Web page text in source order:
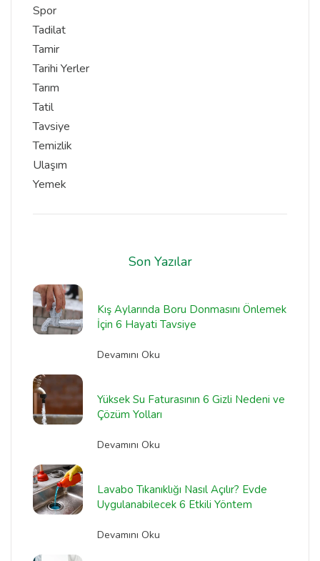
Spor
Tadilat
Tamir
Tarihi Yerler
Tarım
Tatil
Tavsiye
Temizlik
Ulaşım
Yemek
Son Yazılar
Kış Aylarında Boru Donmasını Önlemek
İçin 6 Hayati Tavsiye
Devamını Oku
Yüksek Su Faturasının 6 Gizli Nedeni ve
Çözüm Yolları
Devamını Oku
Lavabo Tıkanıklığı Nasıl Açılır? Evde
Uygulanabilecek 6 Etkili Yöntem
Devamını Oku